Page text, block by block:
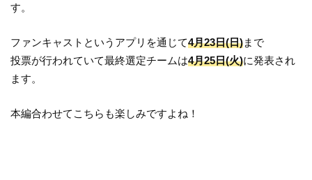
す。
ファンキャストというアプリを通じて4月23日(日)まで
投票が行われていて最終選定チームは4月25日(火)に発表され
ます。
本編合わせてこちらも楽しみですよね！